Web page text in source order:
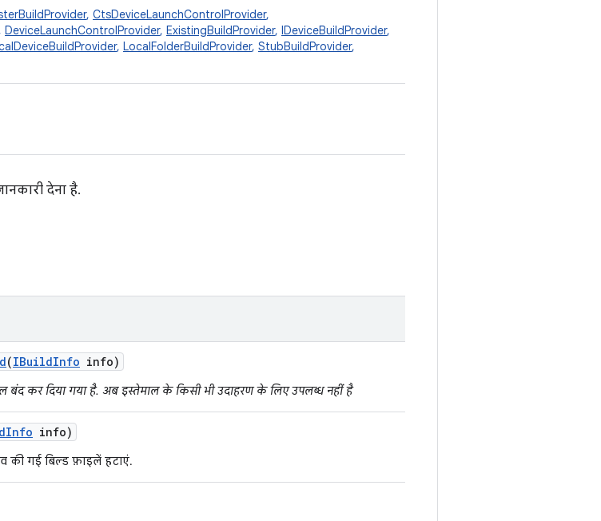
, CtsDeviceLaunchControlProvider,
DeviceLaunchControlProvider, ExistingBuildProvider, IDeviceBuildProvider,
, LocalFolderBuildProvider, StubBuildProvider,
देना है.
(IBuildInfo info)
बंद कर दिया गया है. अब इस्तेमाल के किसी भी उदाहरण के लिए उपलब्ध नहीं है
Info info)
गई बिल्ड फ़ाइलें हटाएं.